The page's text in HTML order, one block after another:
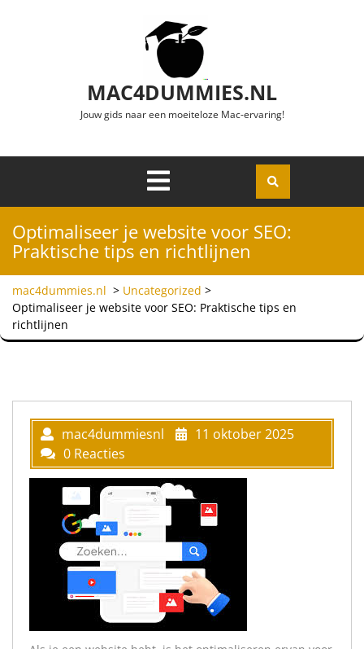
MAC4DUMMIES.NL
Jouw gids naar een moeiteloze Mac-ervaring!
Openen
Optimaliseer je website voor SEO:
Praktische tips en richtlijnen
mac4dummies.nl > Uncategorized >
Optimaliseer je website voor SEO: Praktische tips en
richtlijnen
mac4dummiesnl
11 oktober 2025
0 Reacties